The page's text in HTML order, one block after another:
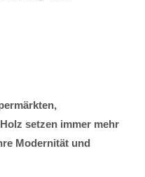
setzen immer mehr
Modernität und